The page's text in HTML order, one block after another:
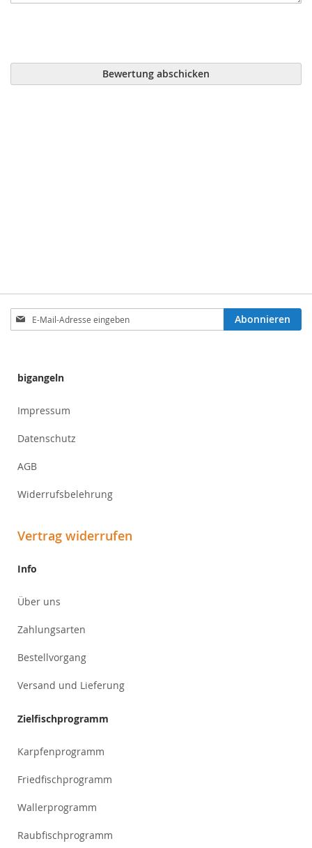
Bewertung abschicken
Anmeldung
zum
Abonnieren
bigangeln
Impressum
Datenschutz
AGB
Widerrufsbelehrung
Vertrag widerrufen
Info
Über uns
Zahlungsarten
Bestellvorgang
Versand und Lieferung
Zielfischprogramm
Karpfenprogramm
Friedfischprogramm
Wallerprogramm
Raubfischprogramm